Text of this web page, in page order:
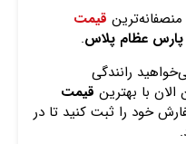
قیمت
.
رانندگی
با بهترین قیمت
خود را ثبت کنید تا در